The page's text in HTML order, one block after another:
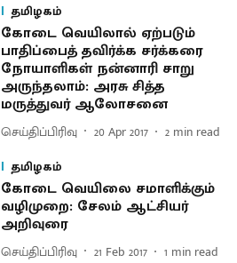
தமிழகம்
கோடை வெயிலால் ஏற்படும்
பாதிப்பைத் தவிர்க்க சர்க்கரை
நோயாளிகள் நன்னாரி சாறு
அருந்தலாம் : அரசு சித்த
மருத்துவர் ஆலோசனை
செய்திப்பிரிவு 20 Apr 2017 2 min read
தமிழகம்
கோடை வெயிலை சமாளிக்கும்
வழிமுறை : சேலம் ஆட்சியர்
அறிவுரை
செய்திப்பிரிவு 21 Feb 2017 1 min read